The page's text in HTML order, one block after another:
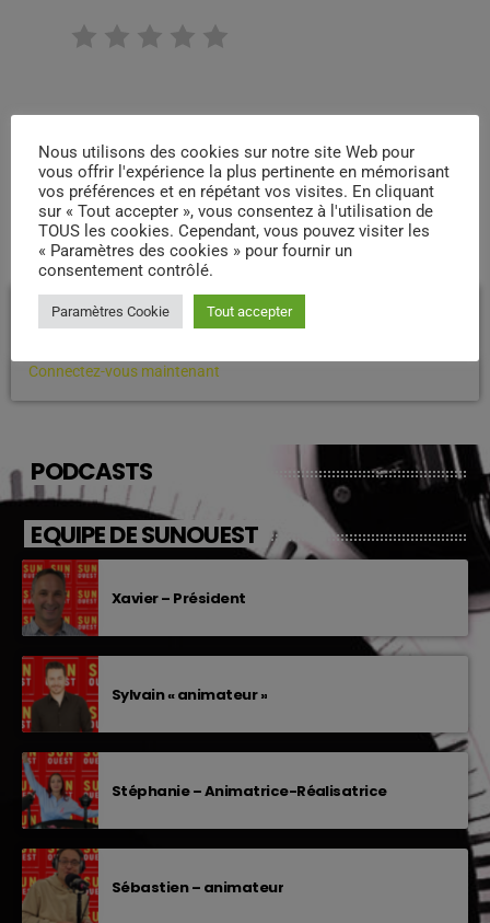
COMMENTAIRES D’ARTICLES (0)
Laisser une réponse
Connectez-vous maintenant
PODCASTS
EQUIPE DE SUNOUEST
Xavier – Président
Sylvain « animateur »
Stéphanie – Animatrice-Réalisatrice
Sébastien – animateur
Nous utilisons des cookies sur notre site Web pour
vous offrir l'expérience la plus pertinente en mémorisant
vos préférences et en répétant vos visites. En cliquant
sur « Tout accepter », vous consentez à l'utilisation de
TOUS les cookies. Cependant, vous pouvez visiter les
« Paramètres des cookies » pour fournir un
consentement contrôlé.
Paramètres Cookie Tout accepter